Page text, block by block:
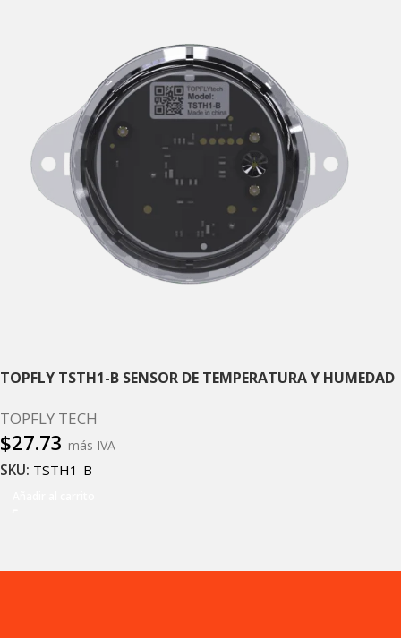
TOPFLY TSTH1-B SENSOR DE TEMPERATURA Y HUMEDAD
TOPFLY TECH
$27.73 más IVA
SKU: TSTH1-B